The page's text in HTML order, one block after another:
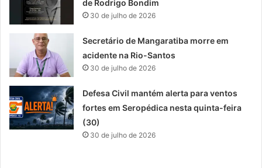
de Rodrigo Bondim
30 de julho de 2026
Secretário de Mangaratiba morre em
acidente na Rio-Santos
30 de julho de 2026
Defesa Civil mantém alerta para ventos
fortes em Seropédica nesta quinta-feira
(30)
30 de julho de 2026